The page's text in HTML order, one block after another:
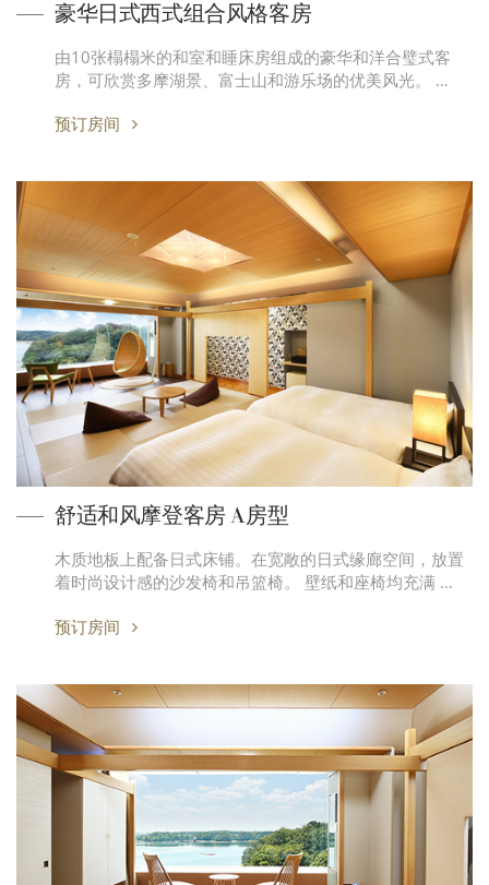
豪华日式西式组合风格客房
由10张榻榻米的和室和睡床房组成的豪华和洋合璧式客
房，可欣赏多摩湖景、富士山和游乐场的优美风光。 …
预订房间
舒适和风摩登客房 A房型
木质地板上配备日式床铺。在宽敞的日式缘廊空间，放置
着时尚设计感的沙发椅和吊篮椅。 壁纸和座椅均充满 …
预订房间